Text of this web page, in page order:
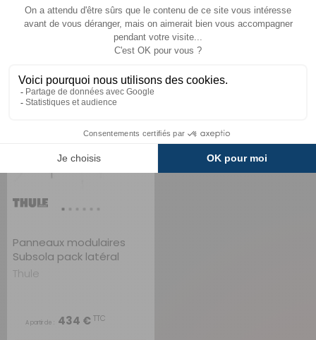
A partir de : 540 €TTC A partir de : 128 € TTC
CHOISIR LE MODÈLE
Panneaux modulaires
Subsola pack latéral
Thule
A partir de : 434 €TTC